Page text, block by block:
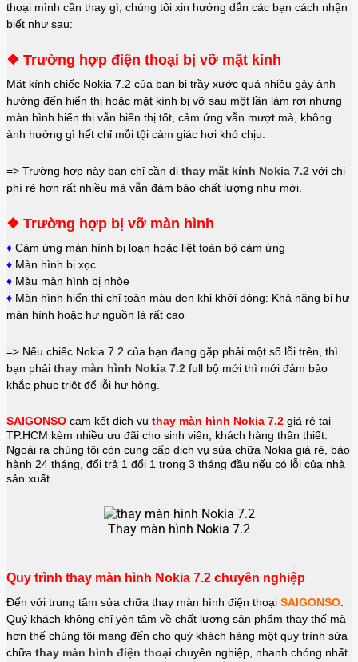
thoại mình cần thay gì, chúng tôi xin hướng dẫn các bạn cách nhận
biết như sau:
❖ Trường hợp điện thoại bị vỡ mặt kính
Mặt kính chiếc Nokia 7.2 của bạn bị trầy xước quá nhiều gây ảnh
hưởng đến hiển thị hoặc mặt kính bị vỡ sau một lần làm rơi nhưng
màn hình hiển thị vẫn hiển thị tốt, cảm ứng vẫn mượt mà, không
ảnh hưởng gì hết chỉ mỗi tội cảm giác hơi khó chịu.
=> Trường hợp này bạn chỉ cần đi thay mặt kính Nokia 7.2 với chi
phí rẻ hơn rất nhiều mà vẫn đảm bảo chất lượng như mới.
❖ Trường hợp bị vỡ màn hình
♦ Cảm ứng màn hình bị loạn hoặc liệt toàn bộ cảm ứng
♦ Màn hình bị xọc
♦ Màu màn hình bị nhòe
♦ Màn hình hiển thị chỉ toàn màu đen khi khởi động: Khả năng bị hư
màn hình hoặc hư nguồn là rất cao
=> Nếu chiếc Nokia 7.2 của bạn đang gặp phải một số lỗi trên, thì
bạn phải thay màn hình Nokia 7.2 full bộ mới thì mới đảm bảo
khắc phục triệt để lỗi hư hỏng.
SAIGONSO cam kết dịch vụ thay màn hình Nokia 7.2 giá rẻ tại
TP.HCM kèm nhiều ưu đãi cho sinh viên, khách hàng thân thiết.
Ngoài ra chúng tôi còn cung cấp dịch vụ sửa chữa Nokia giá rẻ, bảo
hành 24 tháng, đổi trả 1 đổi 1 trong 3 tháng đầu nếu có lỗi của nhà
sản xuất.
Thay màn hình Nokia 7.2
Quy trình thay màn hình Nokia 7.2 chuyên nghiệp
Đến với trung tâm sửa chữa thay màn hình điện thoại SAIGONSO.
Quý khách không chỉ yên tâm về chất lượng sản phẩm thay thế mà
hơn thế chúng tôi mang đến cho quý khách hàng một quy trình sửa
chữa thay màn hình điện thoại chuyên nghiệp, nhanh chóng nhất